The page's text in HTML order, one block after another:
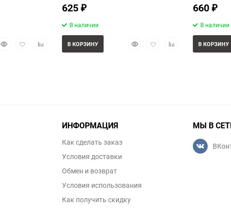
БыстрыйДобавитьДобавить
625 ₽
В наличии
БыстрыйДобавитьДобавить
В КОРЗИНУ
660 ₽
В наличии
В КОРЗИНУ
ИНФОРМАЦИЯ
Как сделать заказ
Условия доставки
Обмен и возврат
Условия использования
Как получить скидку
МЫ В